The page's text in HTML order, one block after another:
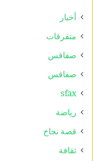
أخبار
متفرقات
صفاقس
صفاقس
sfax
رياضة
قصة نجاح
ثقافة